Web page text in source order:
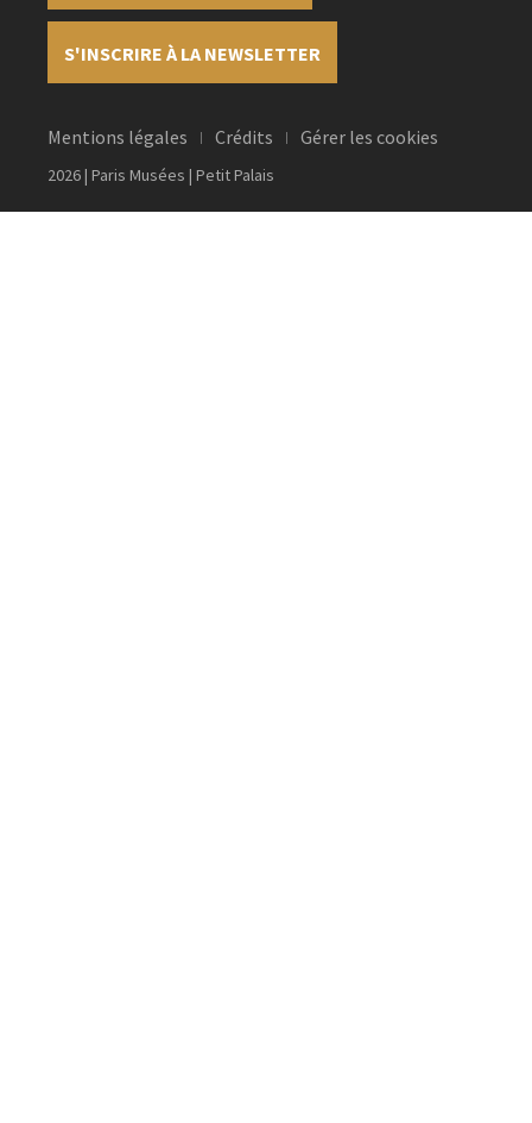
S'INSCRIRE À LA NEWSLETTER
Mentions légales Crédits Gérer les cookies
2026 | Paris Musées | Petit Palais